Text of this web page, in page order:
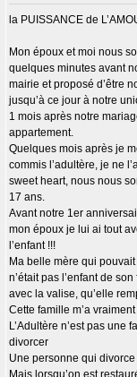
la PUISSANCE de
Mon époux et moi nous
quelques minutes avant
mairie et proposé d’être
jusqu’à ce jour à notre
1 mois après notre
appartement.
Quelques mois après je
commis l’adultère, je ne
sweet heart, nous nous
17 ans.
Avant notre 1er
mon époux je lui ai tout
l’enfant !!!
Ma belle mère qui
n’était pas l’enfant de son
avec la valise, qu’elle
Cette famille m’a
L’Adultère n’est pas une
divorcer
Une personne qui
Mais lorsqu’on est